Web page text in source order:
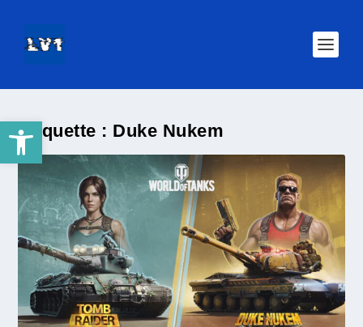
Ouvrir la barre d’outilsÉtiquette : Duke Nukem